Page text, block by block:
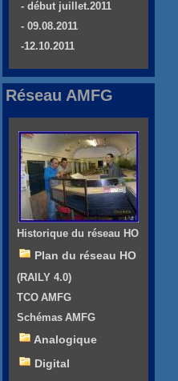
- début juillet.2011
- 09.08.2011
-12.10.2011
Réseau AMFG
Historique du réseau HO
Plan du réseau HO
(RAILY 4.0)
TCO AMFG
Schémas AMFG
Analogique
Digital